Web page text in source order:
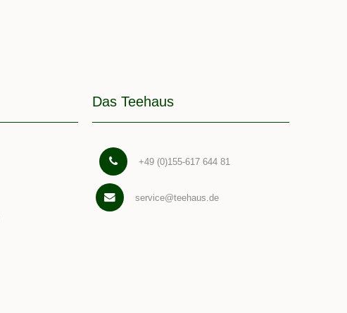
Das Teehaus
+49 (0)155-617 644 81
service@teehaus.de